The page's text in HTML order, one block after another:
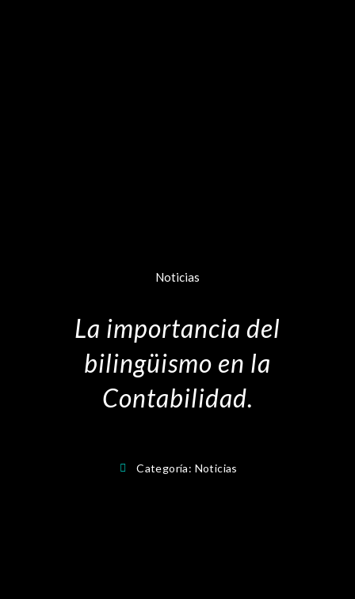
Noticias
La importancia del
bilingüismo en la
Contabilidad.
Categoría: Noticias